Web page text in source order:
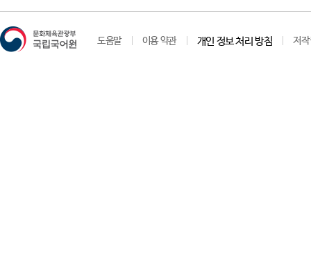
도움말 이용 약관 개인 정보 처리 방침 저